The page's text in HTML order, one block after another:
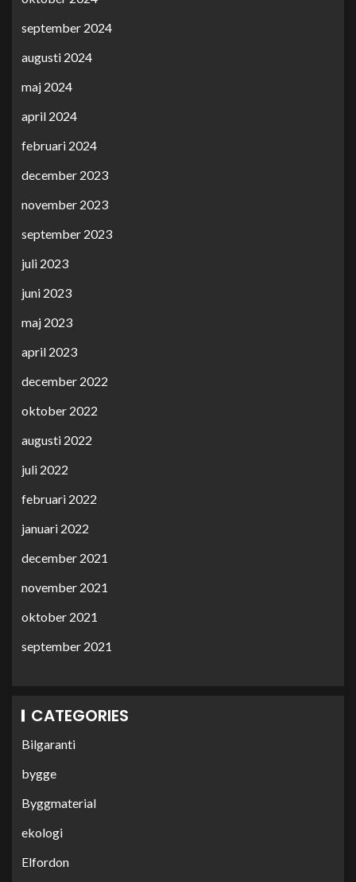
september 2024
augusti 2024
maj 2024
april 2024
februari 2024
december 2023
november 2023
september 2023
juli 2023
juni 2023
maj 2023
april 2023
december 2022
oktober 2022
augusti 2022
juli 2022
februari 2022
januari 2022
december 2021
november 2021
oktober 2021
september 2021
CATEGORIES
Bilgaranti
bygge
Byggmaterial
ekologi
Elfordon